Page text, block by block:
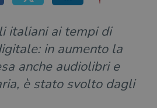
italiani ai tempi di
in aumento la
anche audiolibri e
è stato svolto dagli